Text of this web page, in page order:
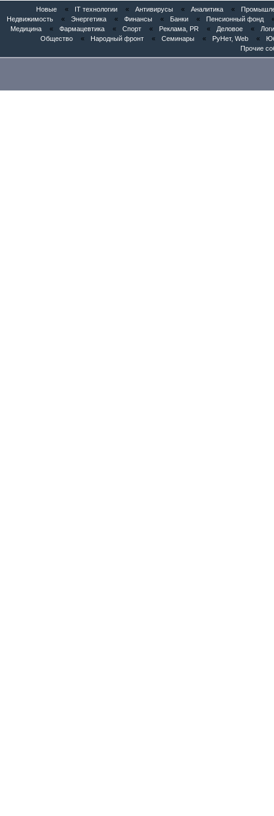
Новые « IT технологии « Антивирусы « Аналитика «
Недвижимость
« Энергетика « Финансы « Банки « Пенсионный фонд
Медицина
« Фармацевтика « Спорт « Реклама, PR « Деловое «
Общество
« Народный фронт « Семинары « РуНет, Web «
Прочие